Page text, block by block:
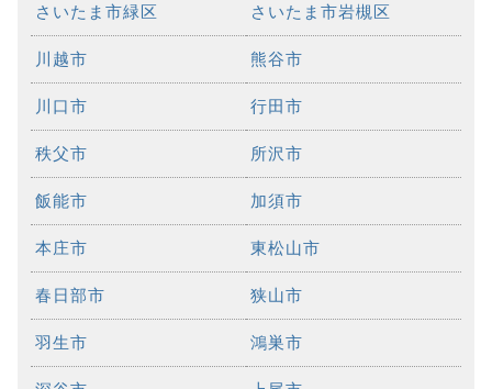
さいたま市緑区 さいたま市岩槻区
川越市 熊谷市
川口市 行田市
秩父市 所沢市
飯能市 加須市
本庄市 東松山市
春日部市 狭山市
羽生市 鴻巣市